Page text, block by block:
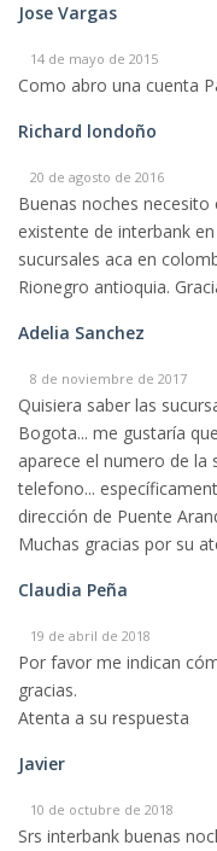
Jose Vargas
14 de mayo de 2015
Como abro una cuenta
Richard londoño
20 de agosto de 2016
Buenas noches
existente de interbank
sucursales aca en
Rionegro antioquia.
Adelia Sanchez
8 de noviembre de 2017
Quisiera saber las
Bogota... me gustaría
aparece el numero de la
telefono...
dirección de Puente
Muchas gracias por su
Claudia Peña
19 de abril de 2018
Por favor me indican
gracias.
Atenta a su respuesta
Javier
10 de octubre de 2018
Srs interbank buenas